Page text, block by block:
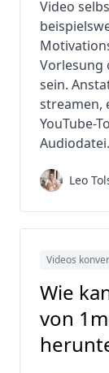
Video
Vorlesung
sein.
streamen,
YouTube-
Audiodatei.
Leo
Videos
Wie
von